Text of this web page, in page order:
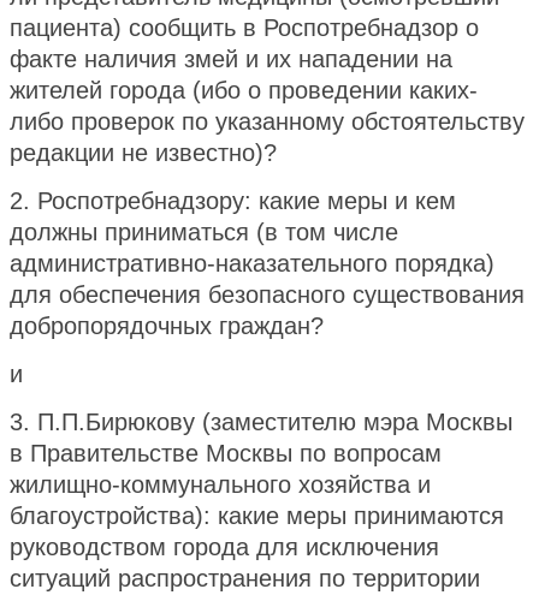
пациента) сообщить в Роспотребнадзор о
факте наличия змей и их нападении на
жителей города (ибо о проведении каких-
либо проверок по указанному обстоятельству
редакции не известно)?
2. Роспотребнадзору: какие меры и кем
должны приниматься (в том числе
административно-наказательного порядка)
для обеспечения безопасного существования
добропорядочных граждан?
и
3. П.П.Бирюкову (заместителю мэра Москвы
в Правительстве Москвы по вопросам
жилищно-коммунального хозяйства и
благоустройства): какие меры принимаются
руководством города для исключения
ситуаций распространения по территории